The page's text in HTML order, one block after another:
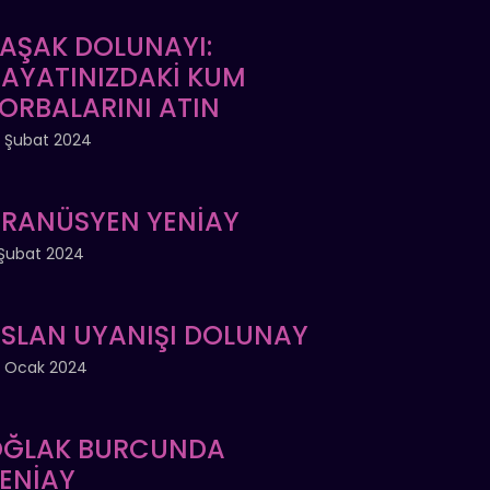
DOLUNAYI:
KUM
ATIN
Şubat 2024
YENİAY
2024
UYANIŞI DOLUNAY
Ocak 2024
BURCUNDA